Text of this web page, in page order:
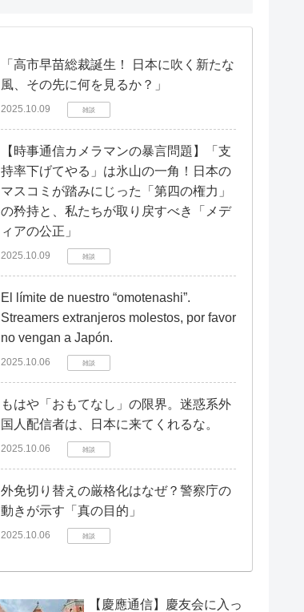
「高市早苗総裁誕生！ 日本に吹く新たな
風、その先に何を見るか？」
2025.10.09 雑談
【時事通信カメラマンの暴言問題】「支
持率下げてやる」は氷山の一角！日本の
マスコミが踏みにじった「第四の権力」
の矜持と、私たちが取り戻すべき「メデ
ィアの公正」
2025.10.09 雑談
El límite de nuestro “omotenashi”.
Streamers extranjeros molestos, por favor
no vengan a Japón.
2025.10.06 雑談
もはや「おもてなし」の限界。迷惑系外
国人配信者は、日本に来てくれるな。
2025.10.06 雑談
外免切り替えの厳格化はなぜ？警察庁の
動きが示す「真の目的」
2025.10.06 雑談
【慶應通信】慶友会に入っ